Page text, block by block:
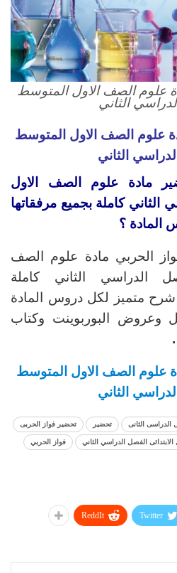
علوم الصف الاول المتوسط
الثاني
علوم الصف الاول المتوسط
الثاني
مادة علوم الصف الاول
الثانيكاملة بجميع مرفقاتها
المادة ؟
الحربي مادة علوم الصف
الدراسي الثاني كاملة
شرح متميز لكل دروس المادة
وعروض البوربوينت وكتاب
.
علوم الصف الاول المتوسط
الثاني
الدراسى الثانى تحضير تحضير فواز الحربى
الفصل الدراسي الثاني فواز الحربي
Twitter
ReddIt